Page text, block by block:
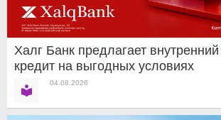
Халг Банк предлагает
кредит на выгодных условиях
04.08.2026